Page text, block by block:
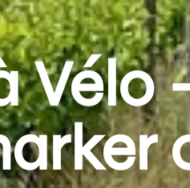
Vélo